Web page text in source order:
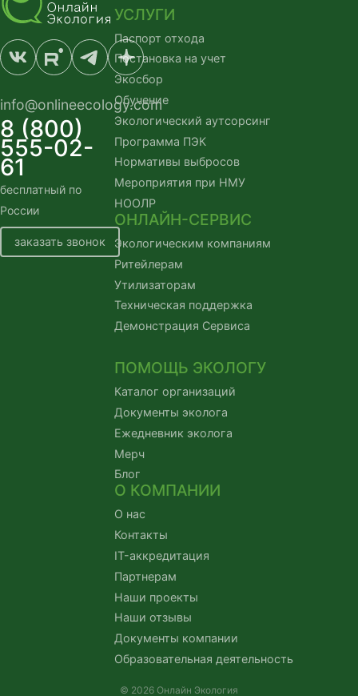
info@onlineecology.com
8 (800)
555-02-
61
бесплатный по
России
заказать звонок
УСЛУГИ
Паспорт отхода
Постановка на учет
Экосбор
Обучение
Экологический аутсорсинг
Программа ПЭК
Нормативы выбросов
Мероприятия при НМУ
НООЛР
ОНЛАЙН-СЕРВИС
Экологическим компаниям
Ритейлерам
Утилизаторам
Техническая поддержка
Демонстрация Сервиса
ПОМОЩЬ ЭКОЛОГУ
Каталог организаций
Документы эколога
Ежедневник эколога
Мерч
Блог
О КОМПАНИИ
О нас
Контакты
IT-аккредитация
Партнерам
Наши проекты
Наши отзывы
Документы компании
Образовательная деятельность
© 2026 Онлайн Экология